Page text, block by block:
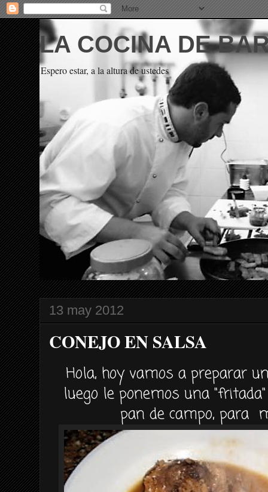
LA COCINA DE
Espero estar, a la altura de ustedes
13 may 2012
CONEJO EN SALSA
Hola, hoy vamos a preparar
luego le ponemos una
pan de campo, para